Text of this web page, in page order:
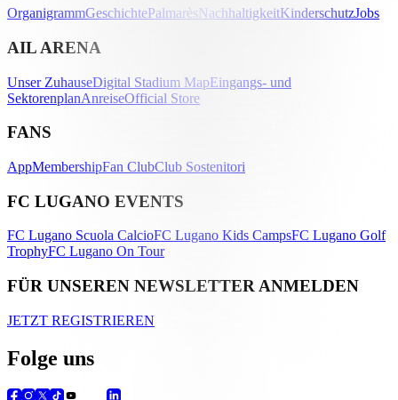
OrganigrammGeschichtePalmarèsNachhaltigkeitKinderschutzJobs
AIL ARENA
Unser ZuhauseDigital Stadium MapEingangs- und
SektorenplanAnreiseOfficial Store
FANS
AppMembershipFan ClubClub Sostenitori
FC LUGANO EVENTS
FC Lugano Scuola CalcioFC Lugano Kids CampsFC Lugano Golf
TrophyFC Lugano On Tour
FÜR UNSEREN NEWSLETTER ANMELDEN
JETZT REGISTRIEREN
Folge uns